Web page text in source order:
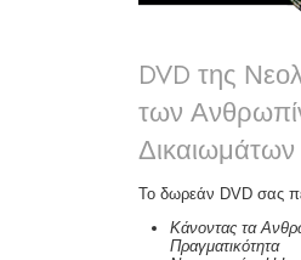
DVD της
των
Δικαιωμάτων
Το δωρεάν DVD σας
Κάνοντας τα
Πραγματικότητα